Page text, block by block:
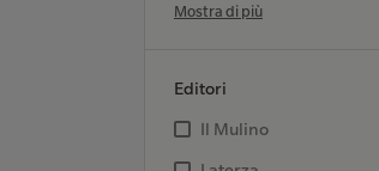
Mostra di più
Editori
Il Mulino